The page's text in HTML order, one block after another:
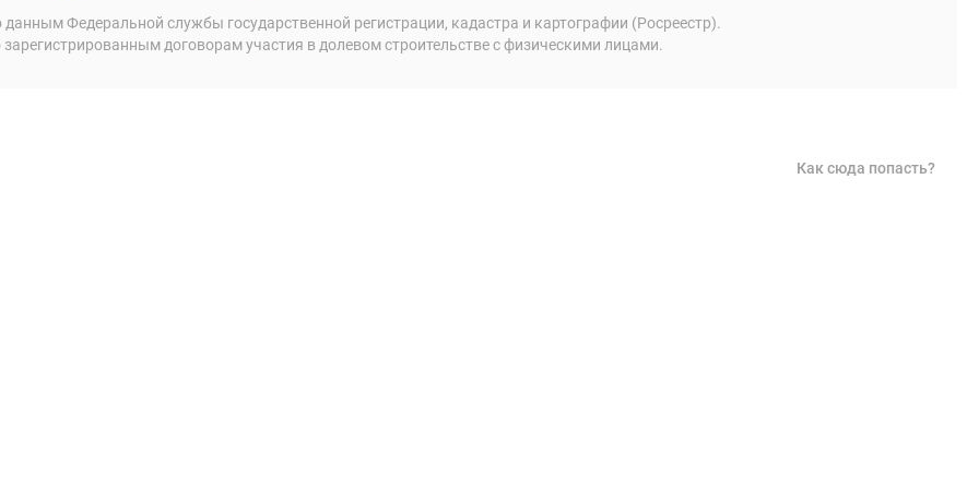
Федеральной службы государственной регистрации, кадастра и картографии (Росреестр).
договорам участия в долевом строительстве с физическими лицами.
Как сюда попасть?